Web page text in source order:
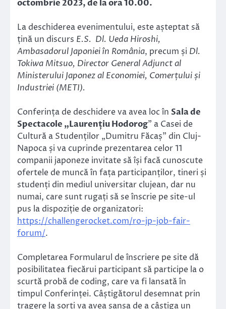
octombrie 2023, de la ora 10.00.
La deschiderea evenimentului, este așteptat să
țină un discurs E.S. Dl. Ueda Hiroshi,
Ambasadorul Japoniei în România, precum și Dl.
Tokiwa Mitsuo, Director General Adjunct al
Ministerului Japonez al Economiei, Comerțului și
Industriei (METI).
Conferința de deschidere va avea loc în Sala de
Spectacole „Laurențiu Hodorog” a Casei de
Cultură a Studenților „Dumitru Făcaș” din Cluj-
Napoca și va cuprinde prezentarea celor 11
companii japoneze invitate să își facă cunoscute
ofertele de muncă în fața participanților, tineri și
studenți din mediul universitar clujean, dar nu
numai, care sunt rugați să se înscrie pe site-ul
pus la dispoziție de organizatori:
https://challengerocket.com/ro-jp-job-fair-
forum/.
Completarea Formularul de înscriere pe site dă
posibilitatea fiecărui participant să participe la o
scurtă probă de coding, care va fi lansată în
timpul Conferinței. Câștigătorul desemnat prin
tragere la sorți va avea șansa de a câștiga un